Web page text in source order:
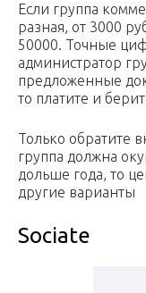
Если группа
разная, от 3000
50000. Точные
администратор
предложенные
то платите и
Только обратите
группа должна
дольше года, то
другие варианты
Sociate